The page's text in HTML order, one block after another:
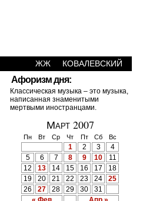
ЖЖ КОВАЛЕВСКИЙ
Афоризм дня:
Классическая музыка – это музыка,
написанная знаменитыми
мертвыми иностранцами.
Март 2007
Пн Вт Ср Чт Пт Сб Вс
1 2 3
4
5
6 7 8 9 10
11
12
13 14 15 16 17
18
19
20 21 22 23 24
25
26
27 28 29 30 31